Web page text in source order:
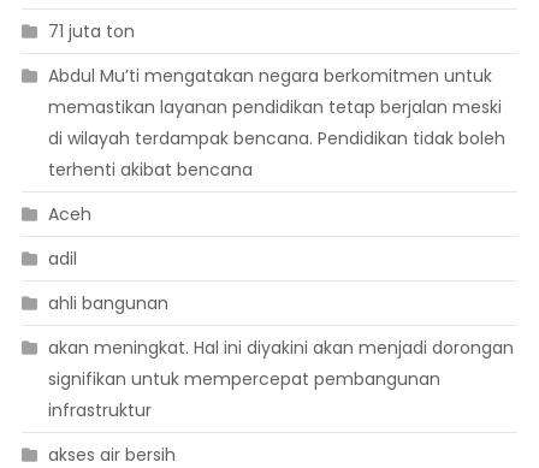
71 juta ton
Abdul Mu’ti mengatakan negara berkomitmen untuk
memastikan layanan pendidikan tetap berjalan meski
di wilayah terdampak bencana. Pendidikan tidak boleh
terhenti akibat bencana
Aceh
adil
ahli bangunan
akan meningkat. Hal ini diyakini akan menjadi dorongan
signifikan untuk mempercepat pembangunan
infrastruktur
akses air bersih